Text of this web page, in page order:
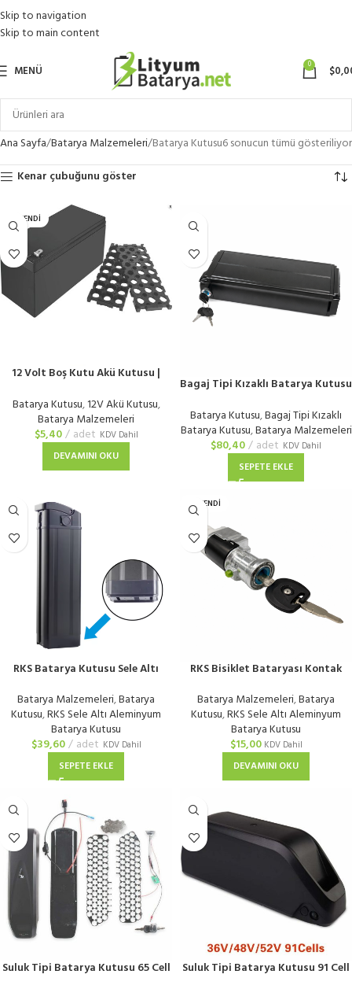
Skip to navigation
Skip to main content
MENÜ 0 $
Ana Sayfa Batarya Malzemeleri Batarya Kutusu6 sonucun tümü gösteriliyor
Kenar çubuğunu göster
TÜKENDI
12 Volt Boş Kutu Akü Kutusu |
Batarya Kutusu,12V Akü Kutusu,
Batarya Malzemeleri
$5,40 adet KDV Dahil
DEVAMINI OKU
Bagaj Tipi Kızaklı Batarya Kutusu
Batarya Kutusu,Bagaj Tipi Kızaklı
Batarya Kutusu,Batarya Malzemeleri
$80,40 adet KDV Dahil
SEPETE EKLE
RKS Batarya Kutusu Sele Altı
Batarya Malzemeleri,Batarya
Kutusu,RKS Sele Altı Aleminyum
Batarya Kutusu
$39,60 adet KDV Dahil
SEPETE EKLE
TÜKENDI
RKS Bisiklet Bataryası Kontak
Batarya Malzemeleri,Batarya
Kutusu,RKS Sele Altı Aleminyum
Batarya Kutusu
$15,00 KDV Dahil
DEVAMINI OKU
Suluk Tipi Batarya Kutusu 65 Cell
Suluk Tipi Batarya Kutusu 91 Cell